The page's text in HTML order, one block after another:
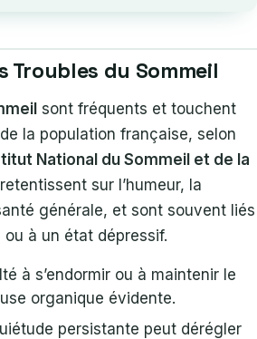
Troubles du Sommeil
sont fréquents et touchent
la population française, selon
National du Sommeil et de la
sur l’humeur, la
générale, et sont souvent liés
ou à un état dépressif.
à s’endormir ou à maintenir le
organique évidente.
persistante peut dérégler